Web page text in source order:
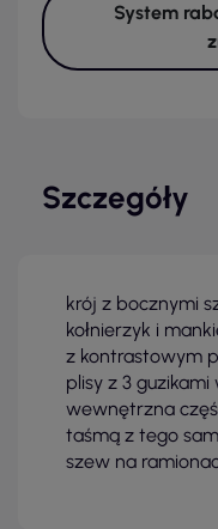
System
Szczegóły
krój z bocznymi
kołnierzyk i
z kontrastowym
plisy z 3
wewnętrzna
taśmą z tego
szew na